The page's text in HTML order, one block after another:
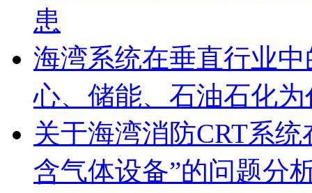
患
海湾系统在垂直行业
心、储能、石油石化
关于海湾消防CRT系
含气体设备”的问题分